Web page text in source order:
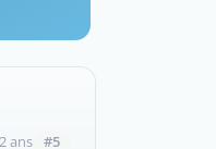
ans #5